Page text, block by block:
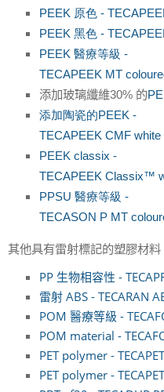
PEEK 原色 -
PEEK 黑色 -
PEEK 醫療等級 -
TECAPEEK MT
添加玻璃纖維30% 的
添加陶瓷的PEEK -
TECAPEEK CMF white
PEEK classix -
TECAPEEK Classix™
PPSU 醫療等級 -
TECASON P MT
其他具有雷射標記的塑膠材料
PP 生物相容性 -
雷射 ABS - TECARAN
POM 醫療等級 -
POM material -
PET polymer -
PET polymer -